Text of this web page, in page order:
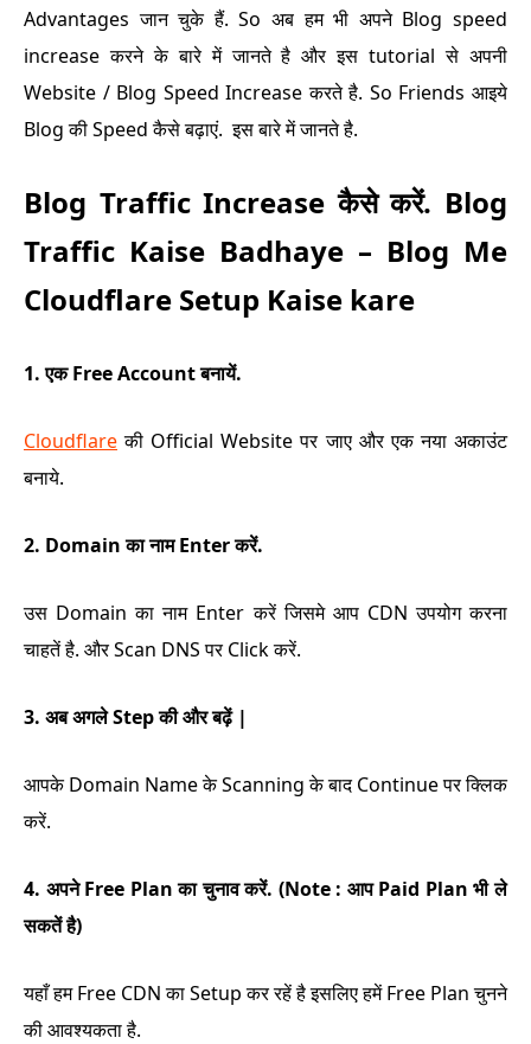
Advantages जान चुके हैं. So अब हम भी अपने Blog speed
increase करने के बारे में जानते है और इस tutorial से अपनी
Website / Blog Speed Increase करते है. So Friends आइये
Blog की Speed कैसे बढ़ाएं. इस बारे में जानते है.
Blog Traffic Increase कैसे करें. Blog
Traffic Kaise Badhaye – Blog Me
Cloudflare Setup Kaise kare
1. एक Free Account बनायें.
Cloudflare की Official Website पर जाए और एक नया अकाउंट
बनाये.
2. Domain का नाम Enter करें.
उस Domain का नाम Enter करें जिसमे आप CDN उपयोग करना
चाहतें है. और Scan DNS पर Click करें.
3. अब अगले Step की और बढ़ें |
आपके Domain Name के Scanning के बाद Continue पर क्लिक
करें.
4. अपने Free Plan का चुनाव करें. (Note : आप Paid Plan भी ले
सकतें है)
यहाँ हम Free CDN का Setup कर रहें है इसलिए हमें Free Plan चुनने
की आवश्यकता है.